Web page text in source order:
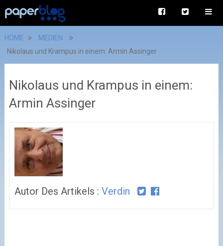
HOME
MEDIEN
Nikolaus und Krampus in einem: Armin Assinger
Nikolaus und Krampus in einem:
Armin Assinger
Autor Des Artikels : Verdin